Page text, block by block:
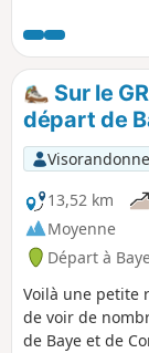
pâtures où
difficulté
temps humide.
Sur le
départ de
13,52 km
Moyenne
Départ à
Voilà une petite
de voir de
de Baye et de